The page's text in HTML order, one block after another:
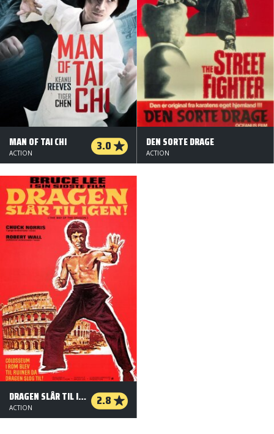
MAN OF TAI CHI 3.0
ACTION
DEN SORTE DRAGE
ACTION
DRAGEN SLÅR TIL IGEN 2.8
ACTION